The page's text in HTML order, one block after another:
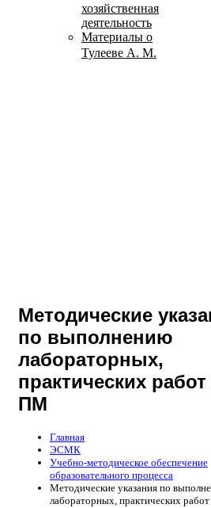
хозяйственная
деятельность
Материалы о
Тулееве А. М.
Методические
по выполнению
лабораторных,
практических
ПМ
Главная
ЭСМК
Учебно-методическое обеспечение
образовательного процесса
Методические указания по
лабораторных, практических